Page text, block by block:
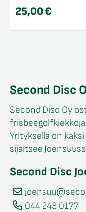
25,00€
Second Disc
Second Disc Oy
Yrityksellä on
sijaitsee
Second Disc
044 243 0177